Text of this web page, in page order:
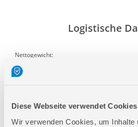
Diese Webseite verwendet Cookies
Wir verwenden Cookies, um Inhalte
Logistische
Nettogewicht:
Bruttogewicht: